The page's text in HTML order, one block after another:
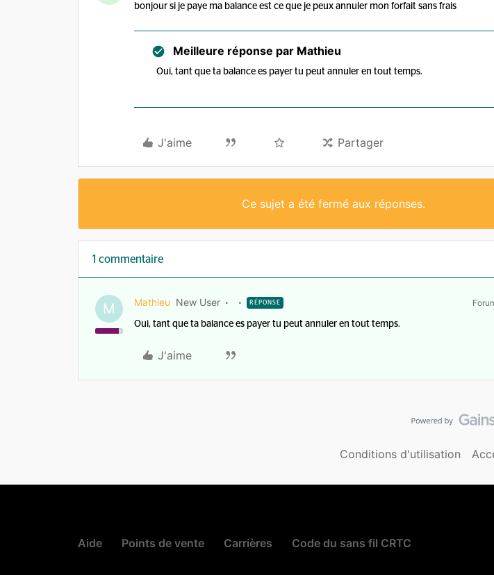
bonjour si je paye ma balance est ce que je peux annuler mon forfait sans frais
Meilleure réponse par Mathieu
Oui, tant que ta balance es payer tu peut annuler en tout temps.
J'aime Partager
Ce sujet a été fermé aux réponses.
1 commentaire
M Mathieu New User RÉPONSE
Oui, tant que ta balance es payer tu peut annuler en tout temps.
J'aime
Conditions d'utilisation
Aide Points de vente Carrières Code du sans fil CRTC